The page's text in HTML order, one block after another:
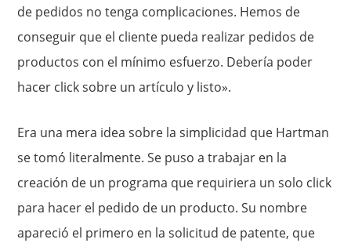
de pedidos no tenga complicaciones. Hemos de
conseguir que el cliente pueda realizar pedidos de
productos con el mínimo esfuerzo. Debería poder
hacer click sobre un artículo y listo».
Era una mera idea sobre la simplicidad que Hartman
se tomó literalmente. Se puso a trabajar en la
creación de un programa que requiriera un solo click
para hacer el pedido de un producto. Su nombre
apareció el primero en la solicitud de patente, que